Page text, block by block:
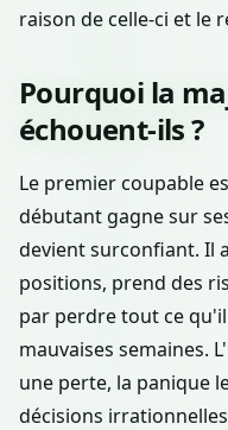
raison de celle-ci et le
Pourquoi la
échouent-ils ?
Le premier coupable
débutant gagne sur
devient surconfiant. Il
positions, prend des
par perdre tout ce
mauvaises semaines.
une perte, la panique
décisions